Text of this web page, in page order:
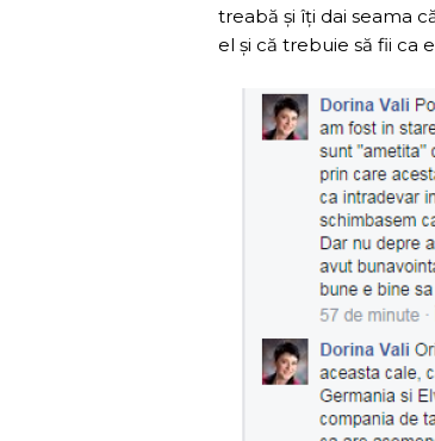
treabă și îți dai seama
el și că trebuie să fii ca